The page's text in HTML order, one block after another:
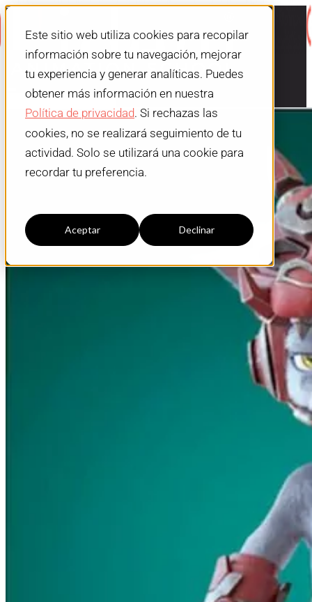
Este sitio web utiliza cookies para recopilar
información sobre tu navegación, mejorar
tu experiencia y generar analíticas. Puedes
obtener más información en nuestra
Política de privacidad. Si rechazas las
cookies, no se realizará seguimiento de tu
actividad. Solo se utilizará una cookie para
recordar tu preferencia.
Aceptar Declinar